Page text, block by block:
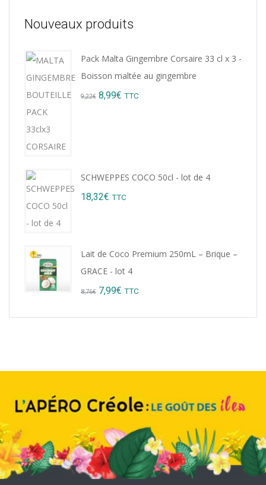
Nouveaux produits
Pack Malta Gingembre Corsaire 33 cl x 3 -
Boisson maltée au gingembre
9,22€ Original
8,99€ Current
TTC
SCHWEPPES COCO 50cl - lot de 4
18,32€ TTC
Lait de Coco Premium 250mL – Brique –
GRACE - lot 4
8,76€ Original
7,99€ Current
TTC